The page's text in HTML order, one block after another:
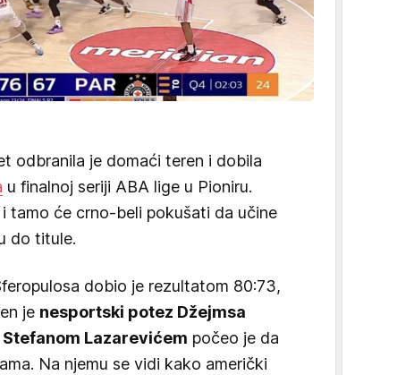
odbranila je domaći teren i dobila
u finalnoj seriji ABA lige u Pioniru.
i tamo će crno-beli pokušati da učine
do titule.
dobio je rezultatom 80:73,
je nesportski potez Džejmsa
Stefanom Lazarevićem počeo je da
Na njemu se vidi kako američki